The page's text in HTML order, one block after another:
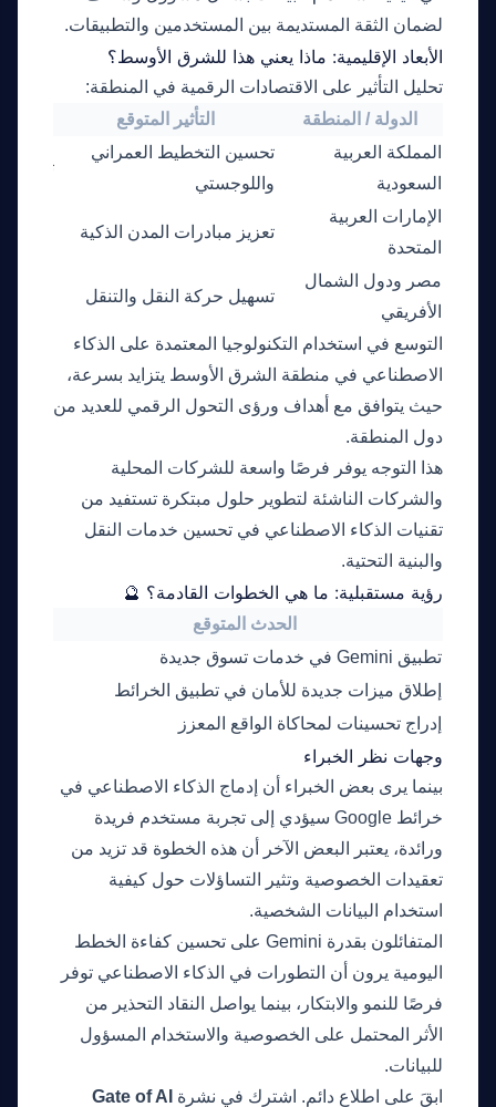
لضمان الثقة المستديمة بين المستخدمين والتطبيقات.
الأبعاد الإقليمية: ماذا يعني هذا للشرق الأوسط؟
تحليل التأثير على الاقتصادات الرقمية في المنطقة:
الدولة / المنطقة
التأثير المتوقع
المملكة العربية
السعودية
تحسين التخطيط العمراني
واللوجستي
تطوير
الإمارات العربية
المتحدة
تعزيز مبادرات المدن الذكية
مصر ودول الشمال
الأفريقي
تسهيل حركة النقل والتنقل
التوسع في استخدام التكنولوجيا المعتمدة على الذكاء
الاصطناعي في منطقة الشرق الأوسط يتزايد بسرعة،
حيث يتوافق مع أهداف ورؤى التحول الرقمي للعديد من
دول المنطقة.
هذا التوجه يوفر فرصًا واسعة للشركات المحلية
والشركات الناشئة لتطوير حلول مبتكرة تستفيد من
تقنيات الذكاء الاصطناعي في تحسين خدمات النقل
والبنية التحتية.
رؤية مستقبلية: ما هي الخطوات القادمة؟ 🔮
الحدث المتوقع
تطبيق Gemini في خدمات تسوق جديدة
إطلاق ميزات جديدة للأمان في تطبيق الخرائط
إدراج تحسينات لمحاكاة الواقع المعزز
وجهات نظر الخبراء
بينما يرى بعض الخبراء أن إدماج الذكاء الاصطناعي في
خرائط Google سيؤدي إلى تجربة مستخدم فريدة
ورائدة، يعتبر البعض الآخر أن هذه الخطوة قد تزيد من
تعقيدات الخصوصية وتثير التساؤلات حول كيفية
استخدام البيانات الشخصية.
المتفائلون بقدرة Gemini على تحسين كفاءة الخطط
اليومية يرون أن التطورات في الذكاء الاصطناعي توفر
فرصًا للنمو والابتكار، بينما يواصل النقاد التحذير من
الأثر المحتمل على الخصوصية والاستخدام المسؤول
للبيانات.
ابقَ على اطلاع دائم. اشترك في نشرة Gate of AI